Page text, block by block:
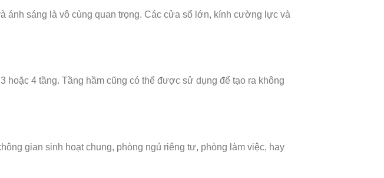
ánh sáng là vô cùng quan trọng. Các cửa sổ lớn, kính cường lực và
hoặc 4 tầng. Tầng hầm cũng có thể được sử dụng để tạo ra không
gian sinh hoạt chung, phòng ngủ riêng tư, phòng làm việc, hay